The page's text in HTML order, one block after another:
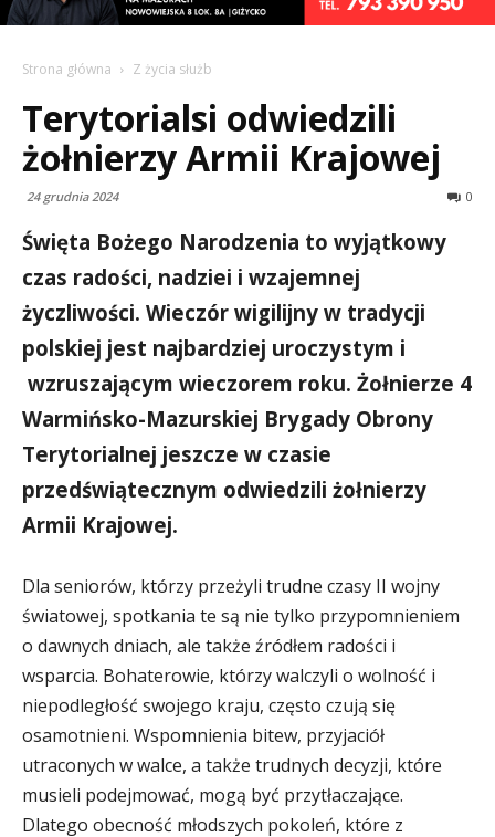
Strona główna Z życia służb
Terytorialsi odwiedzili
żołnierzy Armii Krajowej
24 grudnia 2024 0
Święta Bożego Narodzenia to wyjątkowy
czas radości, nadziei i wzajemnej
życzliwości. Wieczór wigilijny w tradycji
polskiej jest najbardziej uroczystym i
wzruszającym wieczorem roku. Żołnierze 4
Warmińsko-Mazurskiej Brygady Obrony
Terytorialnej jeszcze w czasie
przedświątecznym odwiedzili żołnierzy
Armii Krajowej.
Dla seniorów, którzy przeżyli trudne czasy II wojny
światowej, spotkania te są nie tylko przypomnieniem
o dawnych dniach, ale także źródłem radości i
wsparcia. Bohaterowie, którzy walczyli o wolność i
niepodległość swojego kraju, często czują się
osamotnieni. Wspomnienia bitew, przyjaciół
utraconych w walce, a także trudnych decyzji, które
musieli podejmować, mogą być przytłaczające.
Dlatego obecność młodszych pokoleń, które z